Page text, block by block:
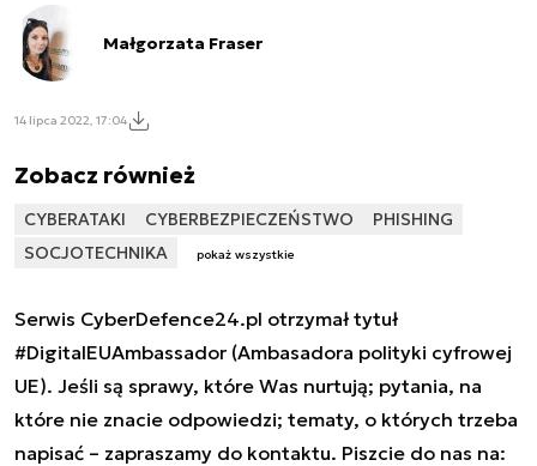
Małgorzata Fraser
14 lipca 2022, 17:04
Zobacz również
CYBERATAKI CYBERBEZPIECZEŃSTWO
PHISHING
SOCJOTECHNIKA
pokaż wszystkie
Serwis CyberDefence24.pl otrzymał tytuł
#DigitalEUAmbassador (Ambasadora polityki cyfrowej
UE). Jeśli są sprawy, które Was nurtują; pytania, na
które nie znacie odpowiedzi; tematy, o których trzeba
napisać – zapraszamy do kontaktu. Piszcie do nas na: